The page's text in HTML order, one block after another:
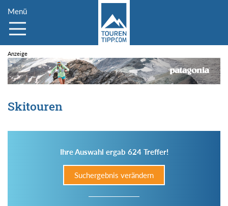
Menü
Skitouren
Ihre Auswahl ergab 624 Treffer!
Suchergebnis verändern